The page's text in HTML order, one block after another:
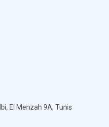
El Menzah 9A, Tunis